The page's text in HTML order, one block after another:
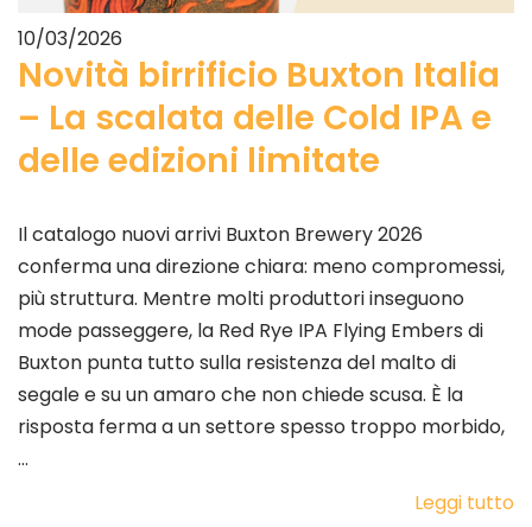
10/03/2026
Novità birrificio Buxton Italia
– La scalata delle Cold IPA e
delle edizioni limitate
Il catalogo nuovi arrivi Buxton Brewery 2026
conferma una direzione chiara: meno compromessi,
più struttura. Mentre molti produttori inseguono
mode passeggere, la Red Rye IPA Flying Embers di
Buxton punta tutto sulla resistenza del malto di
segale e su un amaro che non chiede scusa. È la
risposta ferma a un settore spesso troppo morbido,
…
Leggi tutto